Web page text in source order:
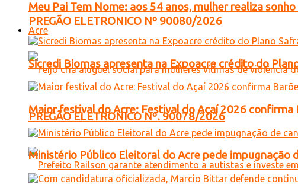
PREGÃO ELETRONICO Nº 90080/2026
PREGÃO ELETRONICO Nº. 90078/2026
Meu Pai Tem Nome: aos 54 anos, mulher realiza
Acre
Sicredi Biomas apresenta na Expoacre crédito do
Maior festival do Acre: Festival do Açaí 2026
Ministério Público Eleitoral do Acre pede impugnação